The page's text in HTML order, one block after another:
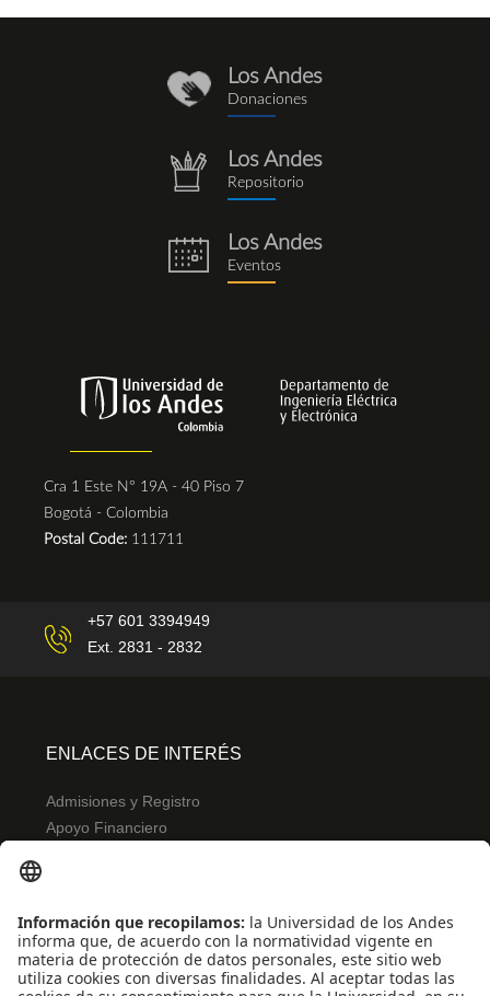
donaciones_1.png
Los Andes
Donaciones
repositorio.png
Los Andes
Repositorio
eventos.png
Los Andes
Eventos
Cra 1 Este N° 19A - 40 Piso 7
Bogotá - Colombia
Postal Code: 111711
+57 601 3394949
Ext. 2831 - 2832
ENLACES DE INTERÉS
Admisiones y Registro
Apoyo Financiero
INFORMACIÓN PARA